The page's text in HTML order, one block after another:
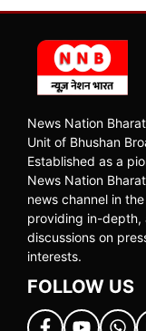
News Nation
Unit of Bhushan
Established as a
News Nation
news channel in
providing in-depth,
discussions on
interests.
FOLLOW US